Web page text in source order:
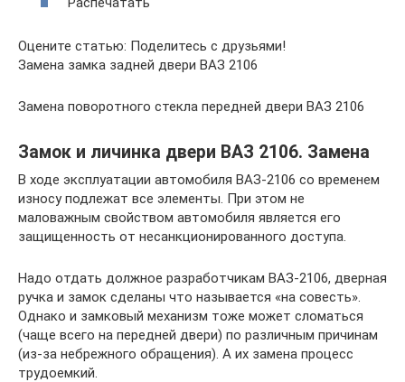
Оцените статью: Поделитесь с друзьями!
Замена замка задней двери ВАЗ 2106
Замена поворотного стекла передней двери ВАЗ 2106
Замок и личинка двери ВАЗ 2106. Замена
В ходе эксплуатации автомобиля ВАЗ-2106 со временем
износу подлежат все элементы. При этом не
маловажным свойством автомобиля является его
защищенность от несанкционированного доступа.
Надо отдать должное разработчикам ВАЗ-2106, дверная
ручка и замок сделаны что называется «на совесть».
Однако и замковый механизм тоже может сломаться
(чаще всего на передней двери) по различным причинам
(из-за небрежного обращения). А их замена процесс
трудоемкий.